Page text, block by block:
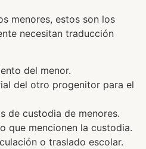
menores, estos son los
necesitan traducción
del menor.
del otro progenitor para el
de custodia de menores.
que mencionen la custodia.
o traslado escolar.